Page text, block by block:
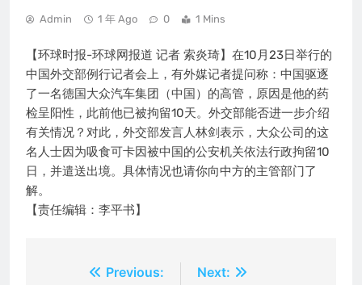
Admin 1 年 Ago 0 1 Mins
【环球时报-环球网报道 记者 索炎琦】在10月23日举行的
中国外交部例行记者会上，有外媒记者提问称：中国驱逐
了一名德国大众汽车集团（中国）的高管，原因是他的药
检呈阳性，此前他已被拘留10天。外交部能否进一步介绍
有关情况？对此，外交部发言人林剑表示，大众公司的这
名人士因为吸食可卡因被中国的公安机关依法行政拘留10
日，并遣送出境。具体情况也请你向中方的主管部门了
解。
【责任编辑：李平书】
Previous:
Next: